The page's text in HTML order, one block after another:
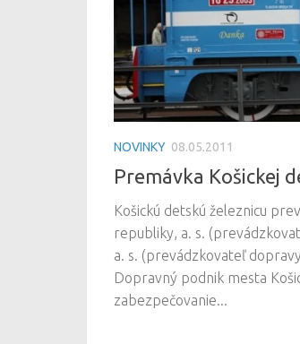
NOVINKY 08.05.2011
Premávka Košickej
Košickú detskú železnicu
republiky, a. s.
a. s. (prevádzkovateľ
Dopravný podnik mesta
zabezpečovanie...